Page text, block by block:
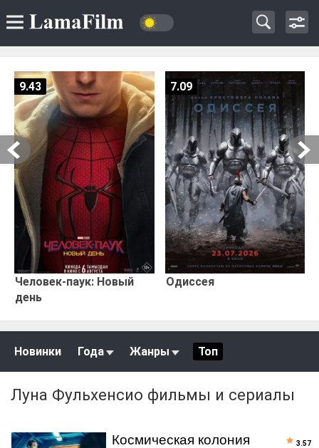
Человек-паук: Новый
день
9.43
Одиссея
7.09
Новинки Года Жанры Топ
Луна Фульхенсио фильмы и сериалы
Космическая колония 3.57